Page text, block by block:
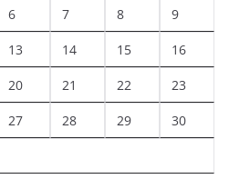
6 7 8 9
13 14 15 16
20 21 22 23
27 28 29 30